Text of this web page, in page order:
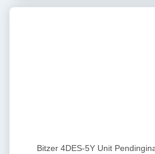
Bitzer 4DES-5Y Unit